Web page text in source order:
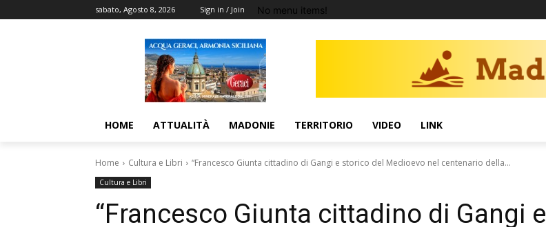
sabato, Agosto 8, 2026 Sign in / Join No menu items!
HOME ATTUALITÀ MADONIE TERRITORIO VIDEO LINK
Home Cultura e Libri “Francesco Giunta cittadino di Gangi e storico del Medioevo nel centenario della...
Cultura e Libri
“Francesco Giunta cittadino di Gangi e